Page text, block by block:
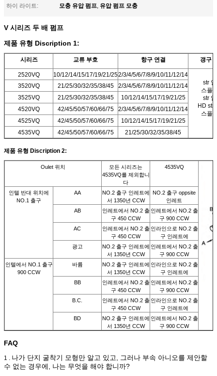
하이 라이트:
모충 유압 펌프, 유압 펌프 모충
V 시리즈 두 배 펌프
제품 유형 Discription 1:
시리즈 교류 부호 항구 연결 갱구
2520VQ 10/12/14/15/17/19/21/252/3/4/5/6/7/8/9/10/11/12/14
str
스플
str
HD str
스플
3520VQ 21/25/30/32/35/38/45
2/3/4/5/6/7/8/9/10/11/12/14
3525VQ
21/25/30/32/35/38/45
10/12/14/15/17/19/21/25
4520VQ
42/45/50/57/60/66/75
2/3/4/5/6/7/8/9/10/11/12/14
4525VQ
42/45/50/57/60/66/75
10/12/14/15/17/19/21/25
4535VQ
42/45/50/57/60/66/75 21/25/30/32/35/38/45
제품 유형 Discription 2:
Oulet 위치
모든 시리즈는
4535VQ를 제외합니
다
4535VQ
인텔 반대 위치에
NO.1 출구
AA
NO.2 출구 인레트에
서 1350년 CCW
NO.2 출구 oppsite
인레트
AB
인레트에서 NO.2 출
구 450 CCW
인레트에서 NO.2 출
구 900 CCW
AC
인레트에서 NO.2 출
구 450 CCW
인라인으로 NO.2 출
구 인레트에
광고
NO.2 출구 인레트에
서 1350년 CCW
인레트에서 NO.2 출
구 900 CCW
인텔에서 NO.1 출구
900 CCW
바륨
NO.2 출구 인레트에
서 1350년 CCW
인라인으로 NO.2 출
구 인레트에
BB
인레트에서 NO.2 출
구 450 CCW
인레트에서 NO.2 출
구 900 CCW
B.C.
인레트에서 NO.2 출
구 450 CCW
인라인으로 NO.2 출
구 인레트에
BD
NO.2 출구 인레트에
서 1350년 CCW
인레트에서 NO.2 출
구 900 CCW
FAQ
1 . 나가 단지 굴착기 모형만 알고 있고, 그러나 부속 아니오를 제안할
수 없는 경우에, 나는 무엇을 해야 합니까?